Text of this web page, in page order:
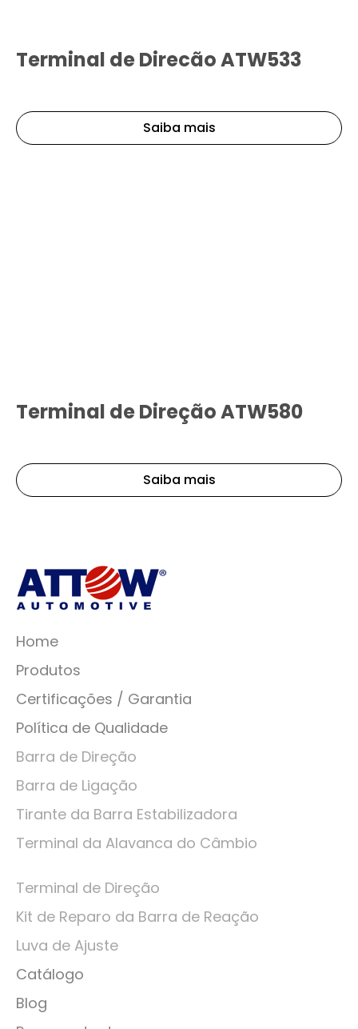
Terminal de Direcão ATW533
Saiba mais
Terminal de Direção ATW580
Saiba mais
Home
Produtos
Certificações / Garantia
Política de Qualidade
Barra de Direção
Barra de Ligação
Tirante da Barra Estabilizadora
Terminal da Alavanca do Câmbio
Terminal de Direção
Kit de Reparo da Barra de Reação
Luva de Ajuste
Catálogo
Blog